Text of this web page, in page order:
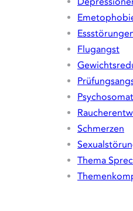
Flugangst
Schmerzen
Thema